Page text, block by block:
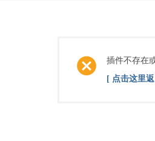
插件不存在
[ 点击这里